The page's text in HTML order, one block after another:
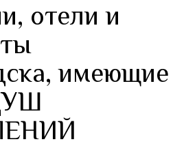
отели и
имеющие